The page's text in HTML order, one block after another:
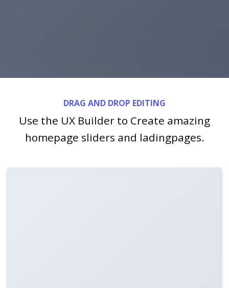
DRAG AND DROP EDITING
Use the UX Builder to Create amazing
homepage sliders and ladingpages.